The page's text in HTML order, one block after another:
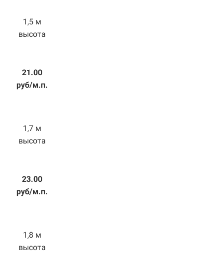
1,5 м
высота
21.00
руб/м.п.
1,7 м
высота
23.00
руб/м.п.
1,8 м
высота